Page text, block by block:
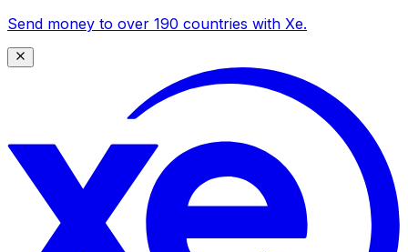
Send money to over 190 countries with Xe.